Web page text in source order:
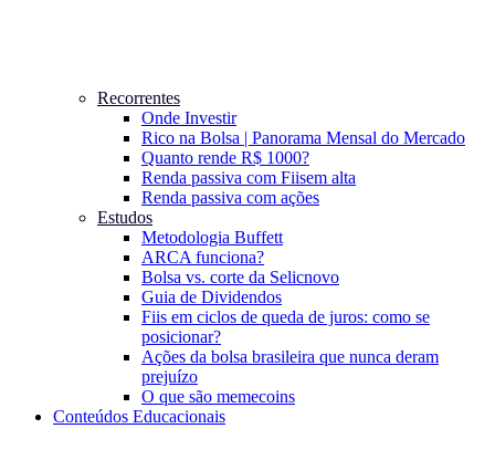
Recorrentes
Onde Investir
Rico na Bolsa | Panorama Mensal do Mercado
Quanto rende R$ 1000?
Renda passiva com Fiisem alta
Renda passiva com ações
Estudos
Metodologia Buffett
ARCA funciona?
Bolsa vs. corte da Selicnovo
Guia de Dividendos
Fiis em ciclos de queda de juros: como se
posicionar?
Ações da bolsa brasileira que nunca deram
prejuízo
O que são memecoins
Conteúdos Educacionais